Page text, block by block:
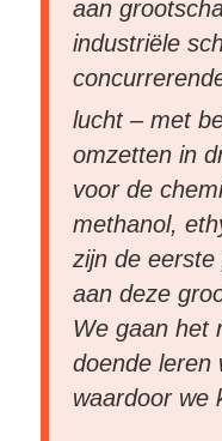
aan
industriële
lucht – met
omzetten in
voor de
methanol,
zijn de
aan deze
We gaan het
doende leren
waardoor we